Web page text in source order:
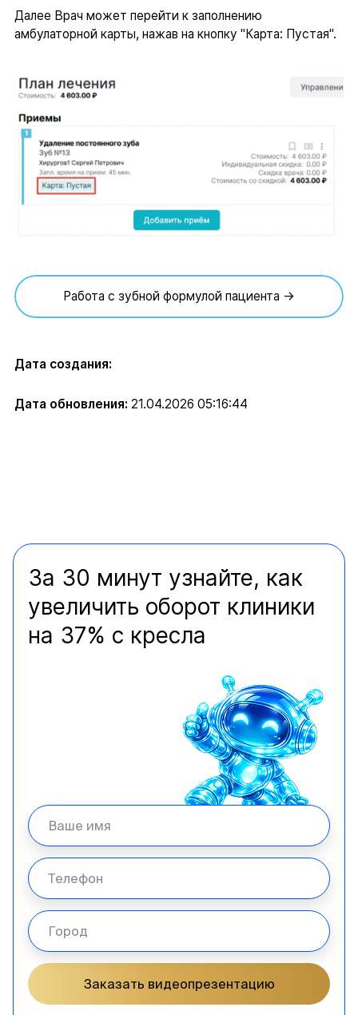
Далее Врач может перейти к заполнению
амбулаторной карты, нажав на кнопку "Карта: Пустая".
Работа с зубной формулой пациента →
Дата создания:
Дата обновления: 21.04.2026 05:16:44
За 30 минут узнайте, как
увеличить оборот клиники
на 37% с кресла
Заказать видеопрезентацию